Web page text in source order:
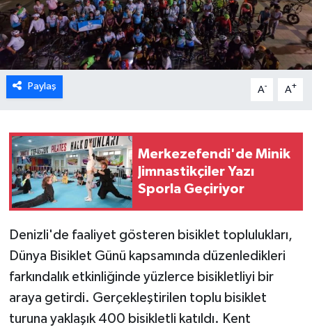
Paylaş A- A+
Merkezefendi'de Minik
Jimnastikçiler Yazı
Sporla Geçiriyor
Denizli'de faaliyet gösteren bisiklet toplulukları,
Dünya Bisiklet Günü kapsamında düzenledikleri
farkındalık etkinliğinde yüzlerce bisikletliyi bir
araya getirdi. Gerçekleştirilen toplu bisiklet
turuna yaklaşık 400 bisikletli katıldı. Kent
RESMİ REKLAM